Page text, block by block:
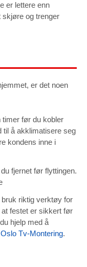
er lettere enn
skjøre og trenger
er det noen
timer før du kobler
til å akklimatisere seg
kondens inne i
fjernet før flyttingen.
riktig verktøy for
festet er sikkert før
hjelp med å
Oslo Tv-Montering.